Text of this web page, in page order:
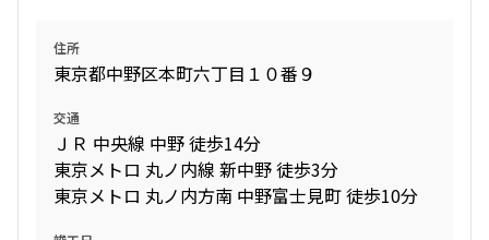
住所
東京都中野区本町六丁目１０番９
交通
ＪＲ 中央線 中野 徒歩14分
東京メトロ 丸ノ内線 新中野 徒歩3分
東京メトロ 丸ノ内方南 中野富士見町 徒歩10分